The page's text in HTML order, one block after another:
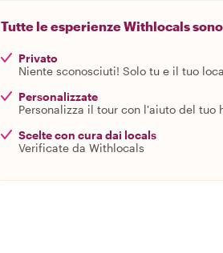
Tutte le esperienze Withlocals
Privato
Niente sconosciuti! Solo tu e il tuo
Personalizzate
Personalizza il tour con l'aiuto del tuo
Scelte con cura dai locals
Verificate da Withlocals